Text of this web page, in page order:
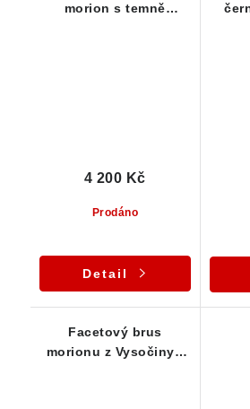
morion s temně
Prodáno
4 200 Kč
Detail
Facetový brus
morionu z Vysočiny -